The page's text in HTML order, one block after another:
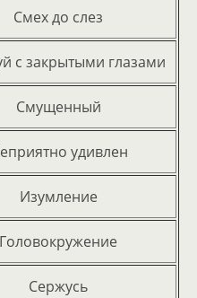
Смех до слез
с закрытыми глазами
Смущенный
удивлен
Изумление
Головокружение
Сержусь